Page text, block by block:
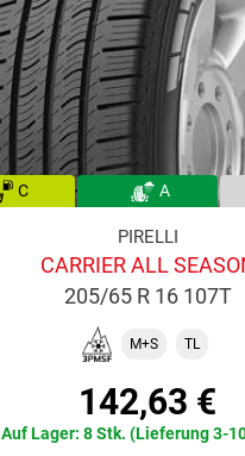
C A
PIRELLI
CARRIER ALL
205/65 R 16 107T
M+S TL
142,63 €
Auf Lager: 8 Stk. (Lieferung 3-